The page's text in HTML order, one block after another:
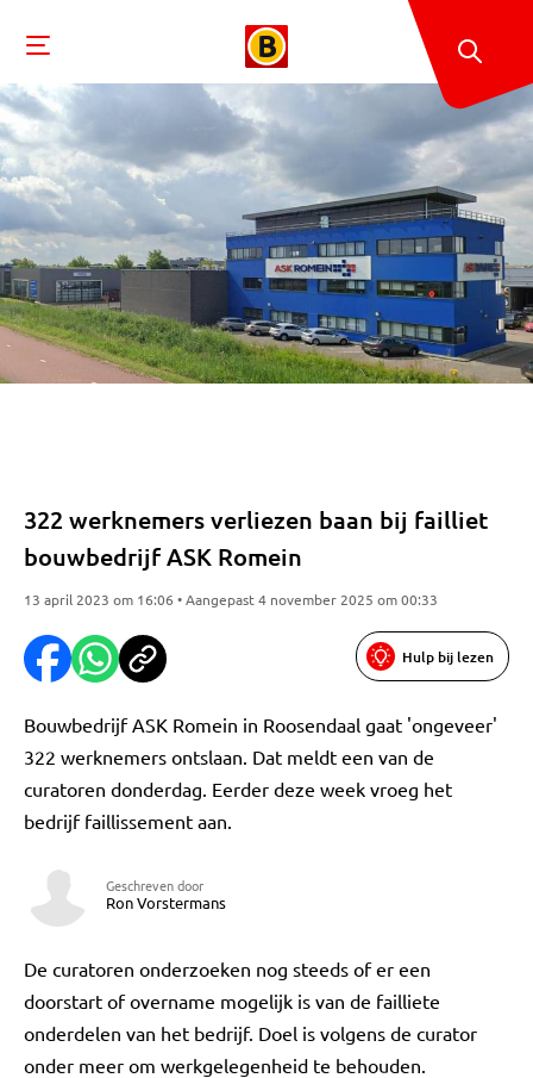
322 werknemers verliezen baan bij failliet
bouwbedrijf ASK Romein
13 april 2023 om 16:06 • Aangepast 4 november 2025 om 00:33
Hulp bij lezen
Bouwbedrijf ASK Romein in Roosendaal gaat 'ongeveer'
322 werknemers ontslaan. Dat meldt een van de
curatoren donderdag. Eerder deze week vroeg het
bedrijf faillissement aan.
Geschreven door
Ron Vorstermans
De curatoren onderzoeken nog steeds of er een
doorstart of overname mogelijk is van de failliete
onderdelen van het bedrijf. Doel is volgens de curator
onder meer om werkgelegenheid te behouden.